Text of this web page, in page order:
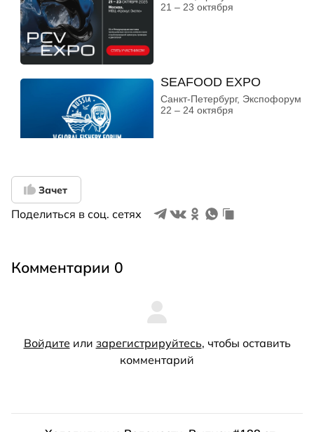
Зачет
Поделиться в соц. сетях
Комментарии 0
Войдите или зарегистрируйтесь, чтобы оставить
комментарий